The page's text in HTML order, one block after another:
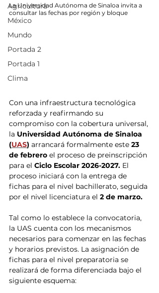
Agricultura
México
Mundo
Portada 2
Portada 1
Clima
La Universidad Autónoma de Sinaloa invita a
consultar las fechas por región y bloque
Con una infraestructura tecnológica
reforzada y reafirmando su
compromiso con la cobertura universal,
la Universidad Autónoma de Sinaloa
(UAS) arrancará formalmente este 23
de febrero el proceso de preinscripción
para el Ciclo Escolar 2026-2027. El
proceso iniciará con la entrega de
fichas para el nivel bachillerato, seguida
por el nivel licenciatura el 2 de marzo.
Tal como lo establece la convocatoria,
la UAS cuenta con los mecanismos
necesarios para comenzar en las fechas
y horarios previstos. La asignación de
fichas para el nivel preparatoria se
realizará de forma diferenciada bajo el
siguiente esquema: